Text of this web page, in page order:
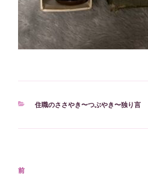
カ
住職のささやき〜つぶやき〜独り言
投
過
前